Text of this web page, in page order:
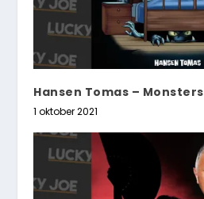
Hansen Tomas – Monsters
1 oktober 2021